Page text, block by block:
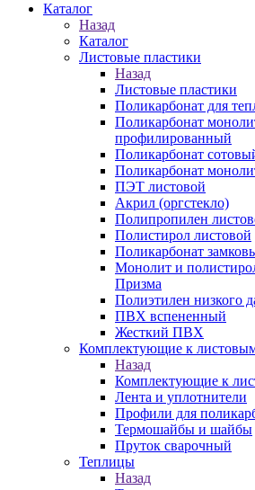
Каталог
Назад
Каталог
Листовые пластики
Назад
Листовые пластики
Поликарбонат для
Поликарбонат
профилированный
Поликарбонат
Поликарбонат
ПЭТ листовой
Акрил (оргстекло)
Полипропилен
Полистирол листовой
Поликарбонат
Монолит и
Призма
Полиэтилен низкого
ПВХ вспененный
Жесткий ПВХ
Комплектующие к
Назад
Комплектующие к
Лента и уплотнители
Профили для
Термошайбы и шайбы
Пруток сварочный
Теплицы
Назад